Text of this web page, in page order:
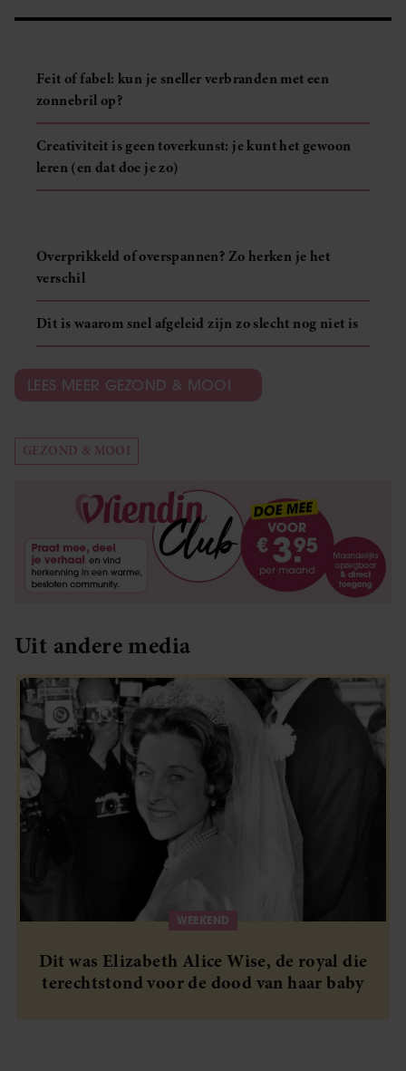
Feit of fabel: kun je sneller verbranden met een
zonnebril op?
Creativiteit is geen toverkunst: je kunt het gewoon
leren (en dat doe je zo)
Overprikkeld of overspannen? Zo herken je het
verschil
Dit is waarom snel afgeleid zijn zo slecht nog niet is
LEES MEER GEZOND & MOOI
GEZOND & MOOI
Uit andere media
WEEKEND
Dit was Elizabeth Alice Wise, de royal die
terechtstond voor de dood van haar baby